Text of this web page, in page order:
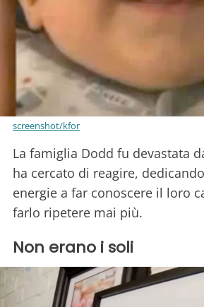
screenshot/kfor
La famiglia Dodd fu devastata
ha cercato di reagire,
energie a far conoscere il loro
farlo ripetere mai più.
Non erano i soli